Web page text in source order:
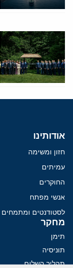
אודותינו
חזון ומשימה
עמיתים
החוקרים
אנשי מפתח
לסטודנטים ומתמחים
מחקר
תימן
תוניסיה
תהליך השלום